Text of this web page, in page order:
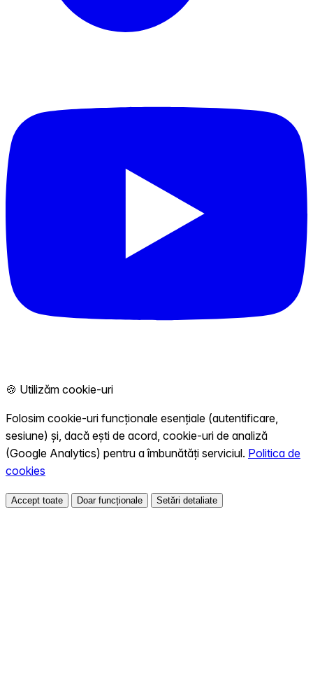
🍪 Utilizăm cookie-uri
Folosim cookie-uri funcționale esențiale (autentificare,
sesiune) și, dacă ești de acord, cookie-uri de analiză
(Google Analytics) pentru a îmbunătăți serviciul. Politica de
cookies
Accept toate Doar funcționale Setări detaliate